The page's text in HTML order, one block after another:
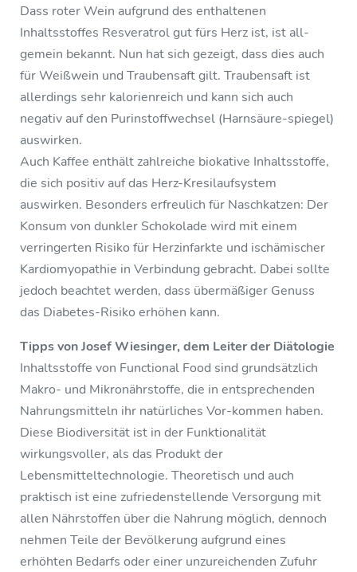
Dass roter Wein aufgrund des enthaltenen
Inhaltsstoffes Resveratrol gut fürs Herz ist, ist all-
gemein bekannt. Nun hat sich gezeigt, dass dies auch
für Weißwein und Traubensaft gilt. Traubensaft ist
allerdings sehr kalorienreich und kann sich auch
negativ auf den Purinstoffwechsel (Harnsäure-spiegel)
auswirken.
Auch Kaffee enthält zahlreiche biokative Inhaltsstoffe,
die sich positiv auf das Herz-Kresilaufsystem
auswirken. Besonders erfreulich für Naschkatzen: Der
Konsum von dunkler Schokolade wird mit einem
verringerten Risiko für Herzinfarkte und ischämischer
Kardiomyopathie in Verbindung gebracht. Dabei sollte
jedoch beachtet werden, dass übermäßiger Genuss
das Diabetes-Risiko erhöhen kann.
Tipps von Josef Wiesinger, dem Leiter der Diätologie
Inhaltsstoffe von Functional Food sind grundsätzlich
Makro- und Mikronährstoffe, die in entsprechenden
Nahrungsmitteln ihr natürliches Vor-kommen haben.
Diese Biodiversität ist in der Funktionalität
wirkungsvoller, als das Produkt der
Lebensmitteltechnologie. Theoretisch und auch
praktisch ist eine zufriedenstellende Versorgung mit
allen Nährstoffen über die Nahrung möglich, dennoch
nehmen Teile der Bevölkerung aufgrund eines
erhöhten Bedarfs oder einer unzureichenden Zufuhr